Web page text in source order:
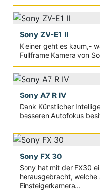
Sony ZV-E1 II
Kleiner geht es kaum,-
Fullframe Kamera von
Sony A7 R IV
Dank Künstlicher
besseren Autofokus
Sony FX 30
Sony hat mit der FX30
herausgebracht, welche
Einsteigerkamera...